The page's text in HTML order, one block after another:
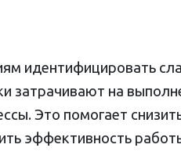
идентифицировать
затрачивают на
Это помогает
эффективность